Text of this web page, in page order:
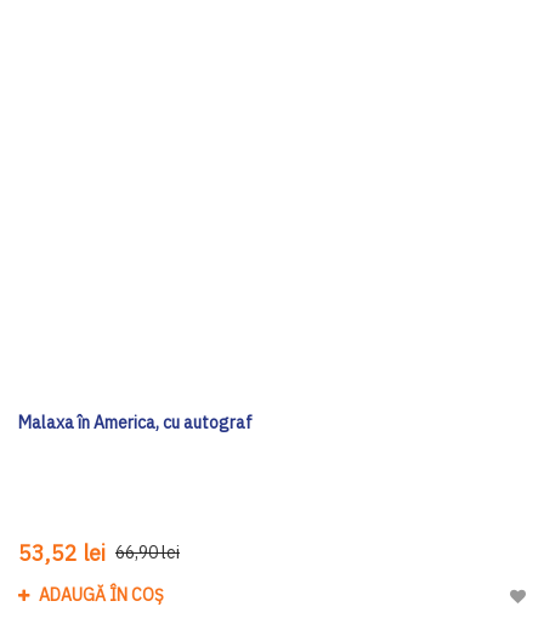
Malaxa în America, cu autograf
53,52 lei 66,90 lei
ADAUGĂ ÎN COȘ